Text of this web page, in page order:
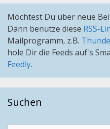
Möchtest Du über neue
Dann benutze diese RSS-
Mailprogramm, z.B.
hole Dir die Feeds auf's
Feedly.
Suchen